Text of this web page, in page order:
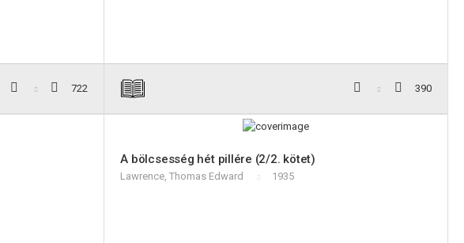
722 390
A bölcsesség hét pillére (2/2. kötet)
Lawrence, Thomas Edward 1935